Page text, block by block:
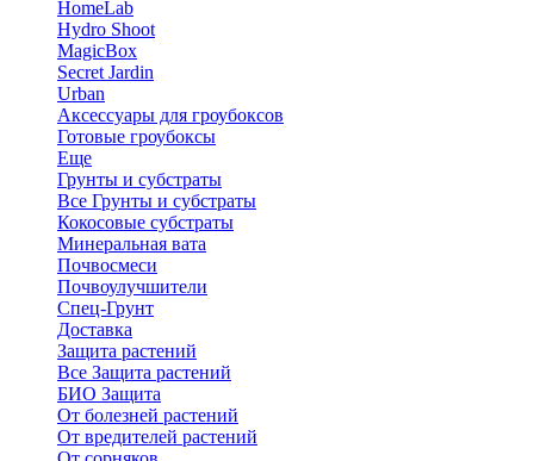
HomeLab
Hydro Shoot
MagicBox
Secret Jardin
Urban
Аксессуары для гроубоксов
Готовые гроубоксы
Еще
Грунты и субстраты
Все Грунты и субстраты
Кокосовые субстраты
Минеральная вата
Почвосмеси
Почвоулучшители
Спец-Грунт
Доставка
Защита растений
Все Защита растений
БИО Защита
От болезней растений
От вредителей растений